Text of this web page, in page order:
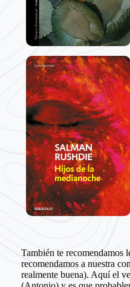
También te recomendamos
recomendamos a nuestra
realmente buena). Aquí el